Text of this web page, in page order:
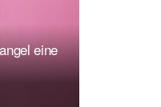
eine